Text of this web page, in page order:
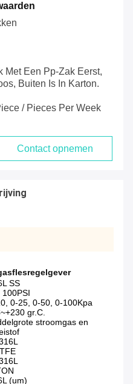
Met Een Pp-Zak Eerst,
Buiten Is In Karton.
/ Pieces Per Week
Contact opnemen
SS
100PSI
0-25, 0-50, 0-100Kpa
gr.C.
stroomgas en
(um)